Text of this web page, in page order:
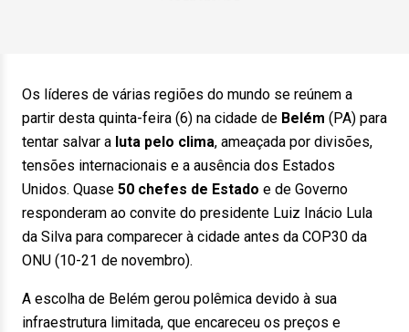
Os líderes de várias regiões do mundo se reúnem a
partir desta quinta-feira (6) na cidade de Belém (PA) para
tentar salvar a luta pelo clima, ameaçada por divisões,
tensões internacionais e a ausência dos Estados
Unidos. Quase 50 chefes de Estado e de Governo
responderam ao convite do presidente Luiz Inácio Lula
da Silva para comparecer à cidade antes da COP30 da
ONU (10-21 de novembro).
A escolha de Belém gerou polêmica devido à sua
infraestrutura limitada, que encareceu os preços e